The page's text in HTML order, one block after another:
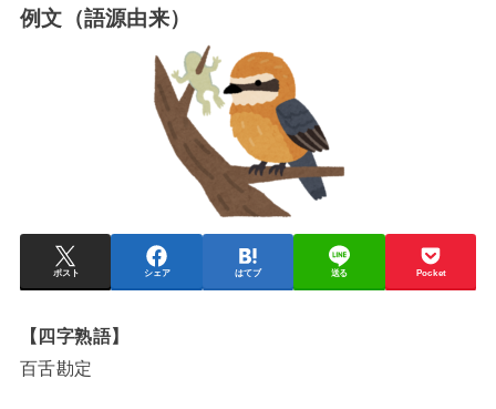
例文（語源由来）
ポスト シェア はてブ 送る Pocket
【四字熟語】
百舌勘定